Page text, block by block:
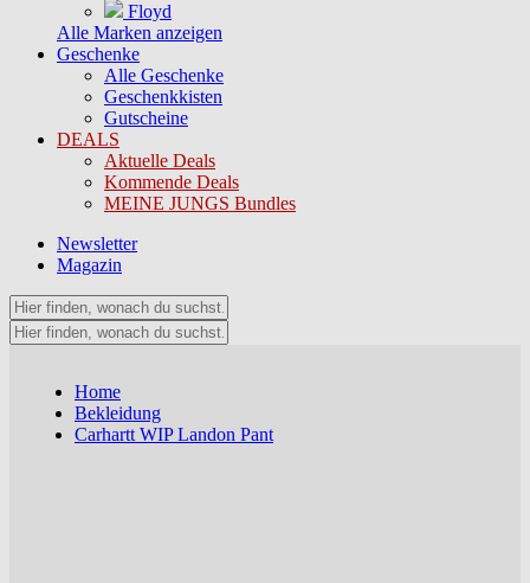
Floyd
Alle Marken anzeigen
Geschenke
Alle Geschenke
Geschenkkisten
Gutscheine
DEALS
Aktuelle Deals
Kommende Deals
MEINE JUNGS Bundles
Newsletter
Magazin
Home
Bekleidung
Carhartt WIP Landon Pant